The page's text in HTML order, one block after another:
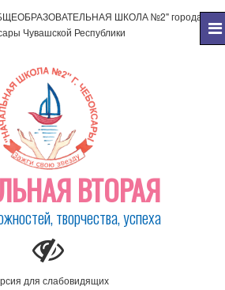
ШКОЛА №2" города
Чувашской Республики
ВТОРАЯ
творчества, успеха
для слабовидящих